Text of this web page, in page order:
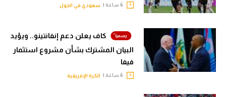
سعودي في الجول
كاف يعلن دعم إنفانتينو.. ويؤيد
البيان المشترك بشأن مشروع استثمار
فيفا
الكرة الإفريقية